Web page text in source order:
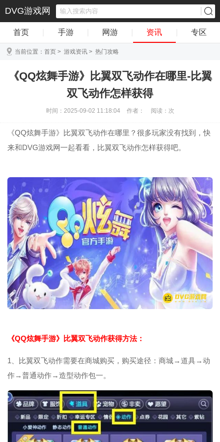
DVG游戏网
首页 手游 网游 资讯 专区
当前位置： 首页 > 游戏资讯 > 热门攻略
《QQ炫舞手游》比翼双飞动作在哪里-比翼
双飞动作怎样获得
时间：2025-09-02 11:18:04 作者： 阅读： 次
《QQ炫舞手游》比翼双飞动作在哪里？很多玩家没有找到，快
来和DVG游戏网一起看看，比翼双飞动作怎样获得吧。
《QQ炫舞手游》比翼双飞动作获得方法：
1、比翼双飞动作需要在商城购买，购买途径：商城→道具→动
作→普通动作→造型动作包一。